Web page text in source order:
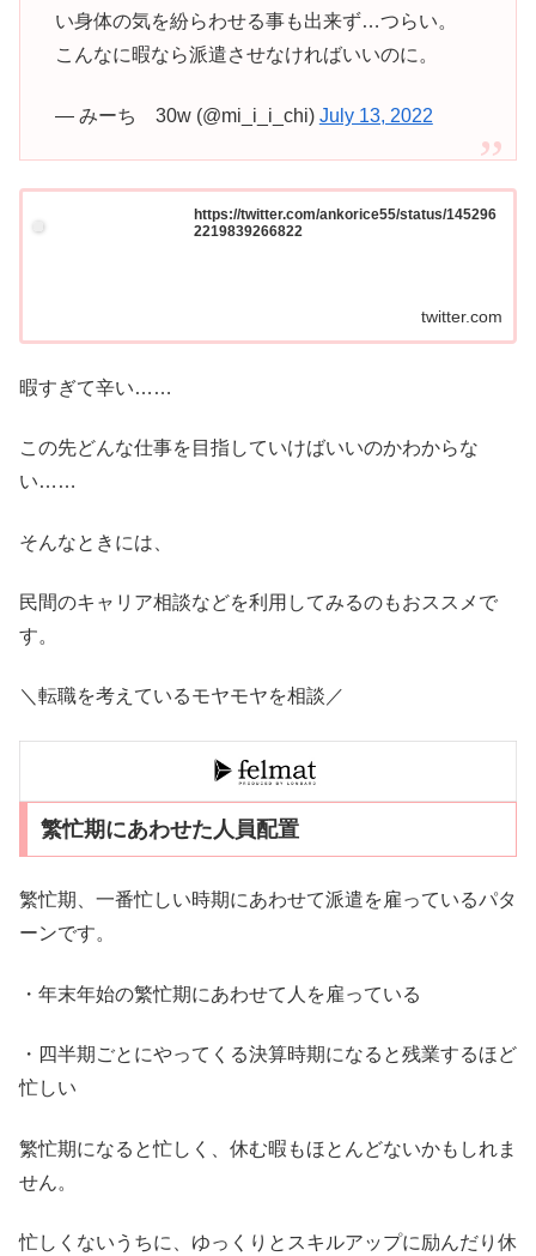
い身体の気を紛らわせる事も出来ず…つらい。
こんなに暇なら派遣させなければいいのに。
— みーち 30w (@mi_i_i_chi) July 13, 2022
https://twitter.com/ankorice55/status/145296
2219839266822
twitter.com
暇すぎて辛い……
この先どんな仕事を目指していけばいいのかわからな
い……
そんなときには、
民間のキャリア相談などを利用してみるのもおススメで
す。
＼転職を考えているモヤモヤを相談／
繁忙期にあわせた人員配置
繁忙期、一番忙しい時期にあわせて派遣を雇っているパタ
ーンです。
・年末年始の繁忙期にあわせて人を雇っている
・四半期ごとにやってくる決算時期になると残業するほど
忙しい
繁忙期になると忙しく、休む暇もほとんどないかもしれま
せん。
忙しくないうちに、ゆっくりとスキルアップに励んだり休